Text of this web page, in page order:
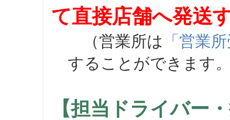
て直接店舗へ発送
（営業所は 「営業
することができます
【担当ドライバー